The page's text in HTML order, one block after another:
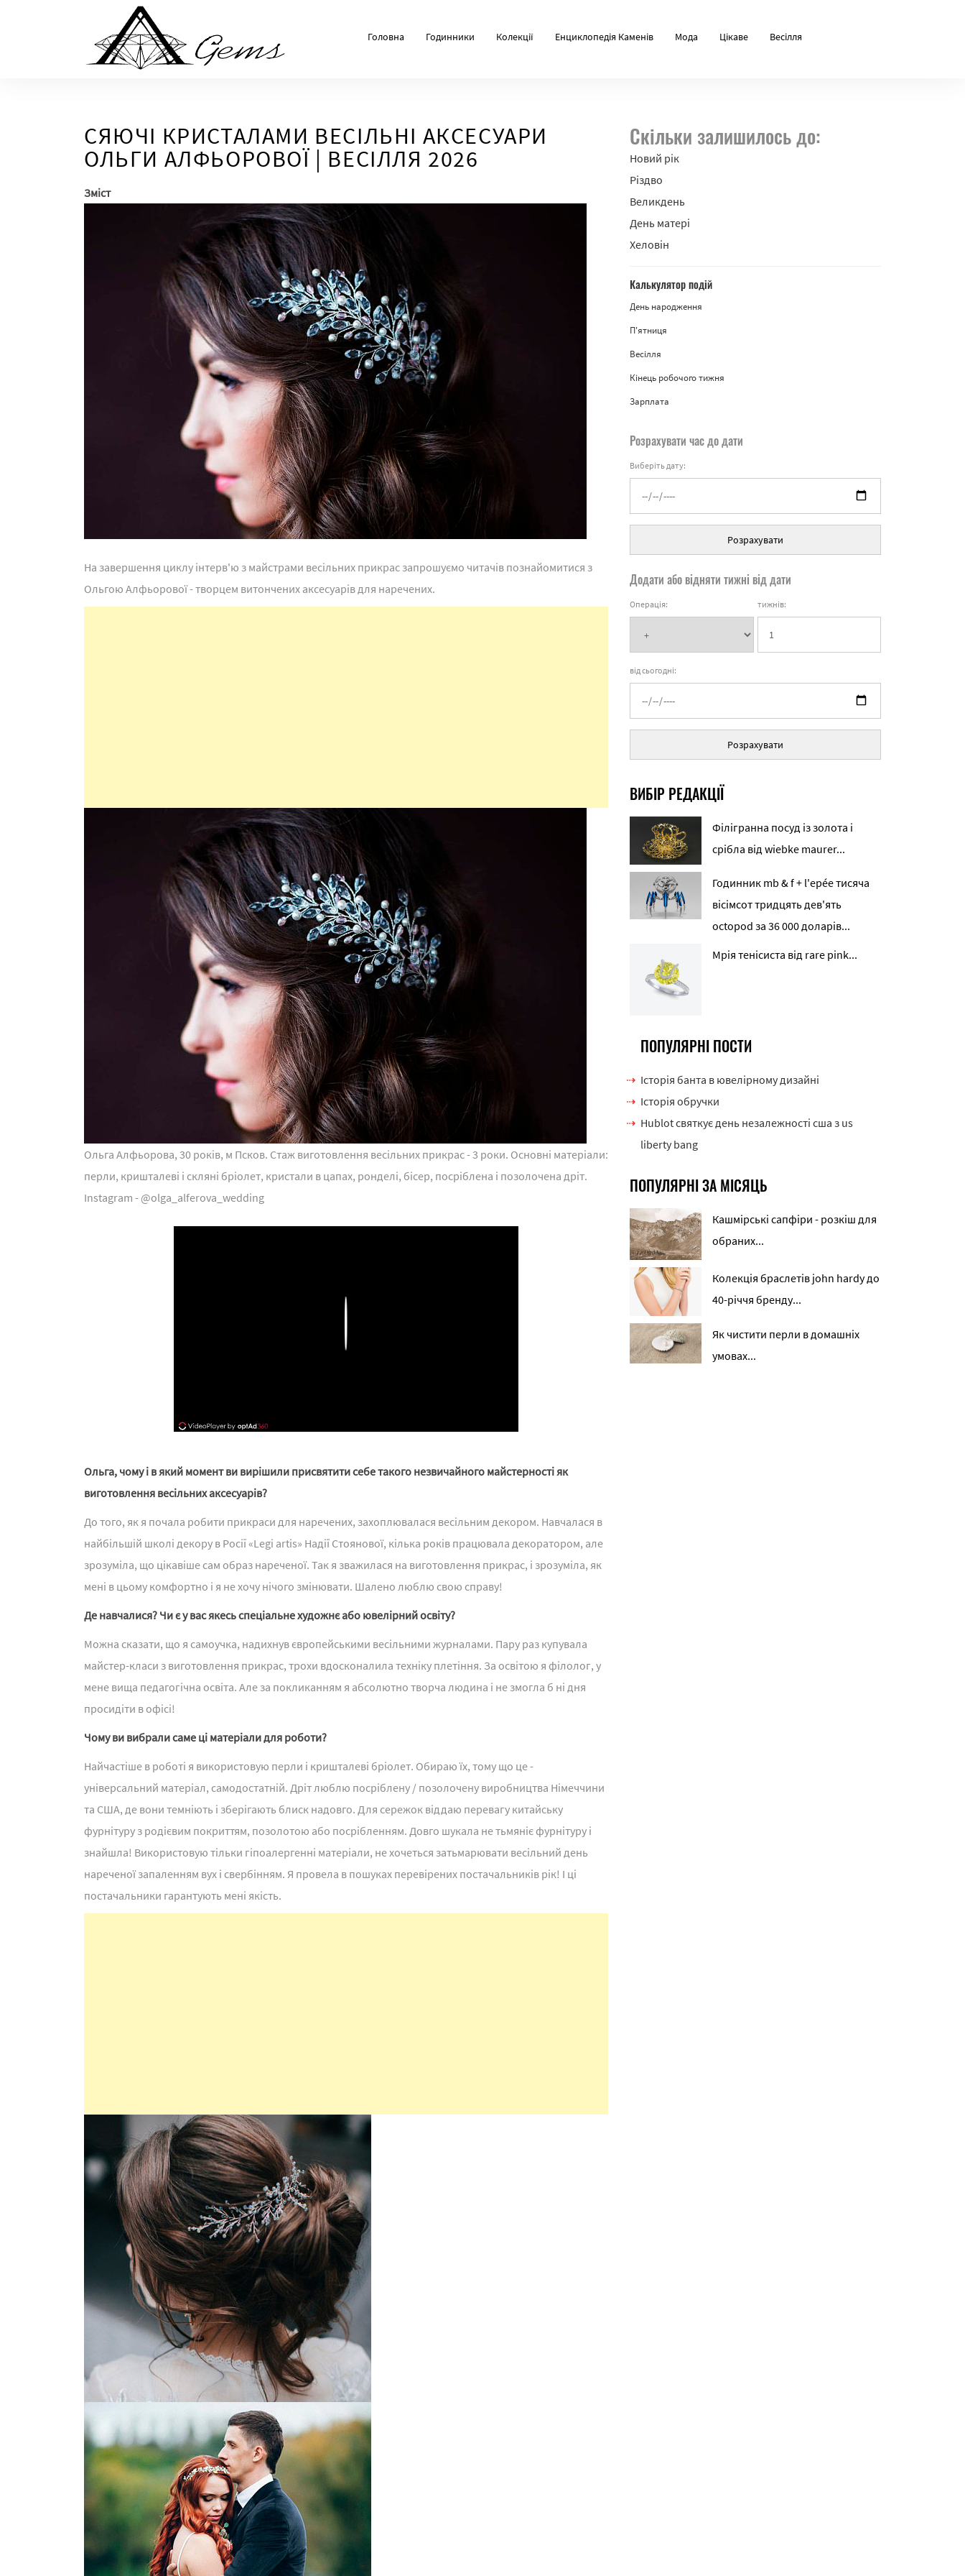
Головна Годинники Колекції Енциклопедія Каменів Мода Цікаве Весілля
СЯЮЧІ КРИСТАЛАМИ ВЕСІЛЬНІ АКСЕСУАРИ
ОЛЬГИ АЛФЬОРОВОЇ | ВЕСІЛЛЯ 2026
Зміст
На завершення циклу інтерв'ю з майстрами весільних прикрас запрошуємо читачів познайомитися з
Ольгою Алфьорової - творцем витончених аксесуарів для наречених.
Ольга Алфьорова, 30 років, м Псков. Стаж виготовлення весільних прикрас - 3 роки. Основні матеріали:
перли, кришталеві і скляні бріолет, кристали в цапах, ронделі, бісер, посріблена і позолочена дріт.
Instagram - @olga_alferova_wedding
Ольга, чому і в який момент ви вирішили присвятити себе такого незвичайного майстерності як
виготовлення весільних аксесуарів?
До того, як я почала робити прикраси для наречених, захоплювалася весільним декором. Навчалася в
найбільшій школі декору в Росії «Legi artis» Надії Стоянової, кілька років працювала декоратором, але
зрозуміла, що цікавіше сам образ нареченої. Так я зважилася на виготовлення прикрас, і зрозуміла, як
мені в цьому комфортно і я не хочу нічого змінювати. Шалено люблю свою справу!
Де навчалися? Чи є у вас якесь спеціальне художнє або ювелірний освіту?
Можна сказати, що я самоучка, надихнув європейськими весільними журналами. Пару раз купувала
майстер-класи з виготовлення прикрас, трохи вдосконалила техніку плетіння. За освітою я філолог, у
мене вища педагогічна освіта. Але за покликанням я абсолютно творча людина і не змогла б ні дня
просидіти в офісі!
Чому ви вибрали саме ці матеріали для роботи?
Найчастіше в роботі я використовую перли і кришталеві бріолет. Обираю їх, тому що це -
універсальний матеріал, самодостатній. Дріт люблю посріблену / позолочену виробництва Німеччини
та США, де вони темніють і зберігають блиск надовго. Для сережок віддаю перевагу китайську
фурнітуру з родієвим покриттям, позолотою або посрібленням. Довго шукала не тьмяніє фурнітуру і
знайшла! Використовую тільки гіпоалергенні матеріали, не хочеться затьмарювати весільний день
нареченої запаленням вух і свербінням. Я провела в пошуках перевірених постачальників рік! І ці
постачальники гарантують мені якість.
Скільки залишилось до:
Новий рік
Різдво
Великдень
День матері
Хеловін
Калькулятор подій
День народження
П'ятниця
Весілля
Кінець робочого тижня
Зарплата
Розрахувати час до дати
Виберіть дату:
Розрахувати
Додати або відняти тижні від дати
Операція: тижнів:
від сьогодні:
Розрахувати
ВИБІР РЕДАКЦІЇ
Філігранна посуд із золота і
срібла від wiebke maurer...
Годинник mb & f + l'epée тисяча
вісімсот тридцять дев'ять
octopod за 36 000 доларів...
Мрія тенісиста від rare pink...
ПОПУЛЯРНІ ПОСТИ
Історія банта в ювелірному дизайні
Історія обручки
Hublot святкує день незалежності сша з us
liberty bang
ПОПУЛЯРНІ ЗА МІСЯЦЬ
Кашмірські сапфіри - розкіш для
обраних...
Колекція браслетів john hardy до
40-річчя бренду...
Як чистити перли в домашніх
умовах...